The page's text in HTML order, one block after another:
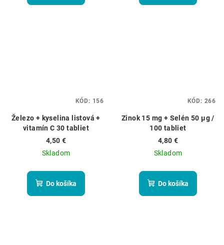
Železo + kyselina listová +
vitamín C 30 tabliet
4,50 €
Skladom
Do košíka
KÓD: 156
Zinok 15 mg + Selén 50 μg /
100 tabliet
4,80 €
Skladom
Do košíka
KÓD: 266